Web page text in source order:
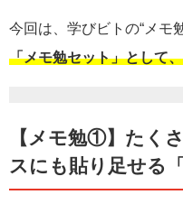
今回は、学びビトの“メモ
「メモ勉セット」として
【メモ勉①】たく
スにも貼り足せる